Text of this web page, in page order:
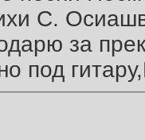
С.
за
под